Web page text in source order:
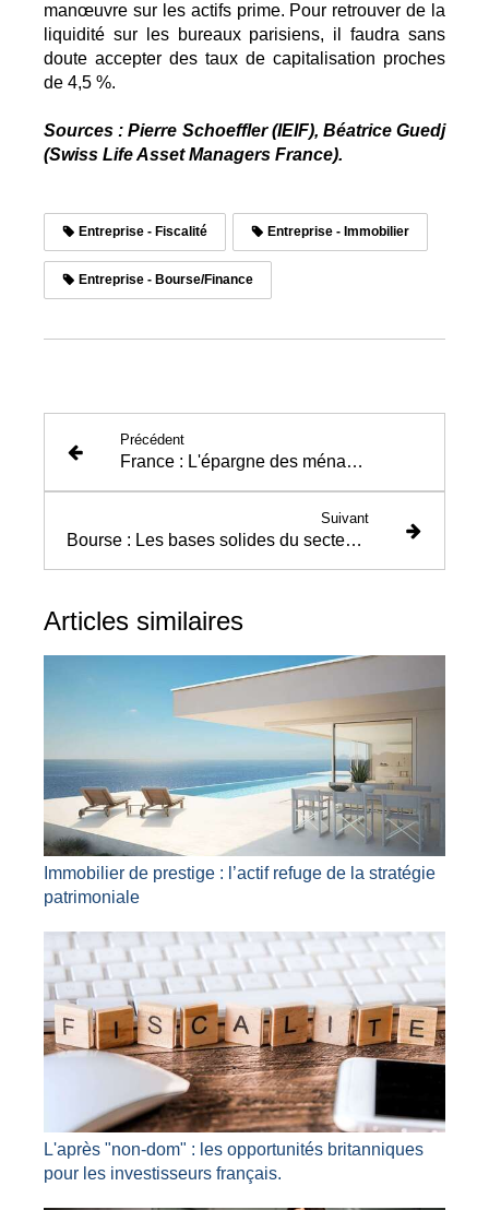
manœuvre sur les actifs prime. Pour retrouver de la
liquidité sur les bureaux parisiens, il faudra sans
doute accepter des taux de capitalisation proches
de 4,5 %.
Sources : Pierre Schoeffler (IEIF), Béatrice Guedj
(Swiss Life Asset Managers France).
Entreprise - Fiscalité Entreprise - Immobilier
Entreprise - Bourse/Finance
Précédent
France : L'épargne des ménages atteint des sommets à la rentrée
Suivant
Bourse : Les bases solides du secteur bancaire
Articles similaires
Immobilier de prestige : l’actif refuge de la stratégie
patrimoniale
L'après "non-dom" : les opportunités britanniques
pour les investisseurs français.